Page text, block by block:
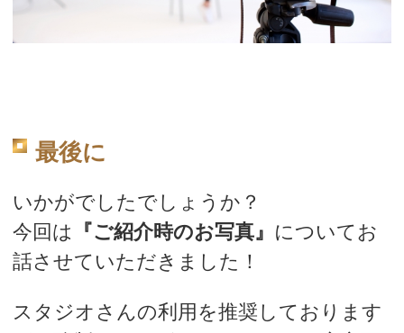
最後に
いかがでしたでしょうか？
今回は
『ご紹介時のお写真』 についてお
話させていただきました！
スタジオさんの利用を推奨しております